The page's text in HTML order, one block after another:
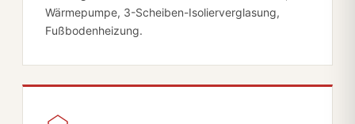
Wärmepumpe, 3-Scheiben-Isolierverglasung,
Fußbodenheizung.